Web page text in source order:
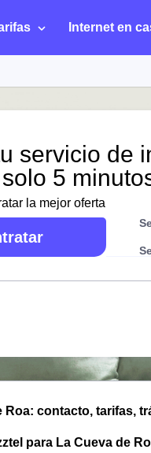
Internet en
servicio de
5
la mejor oferta
Roa: contacto, tarifas,
para La Cueva de